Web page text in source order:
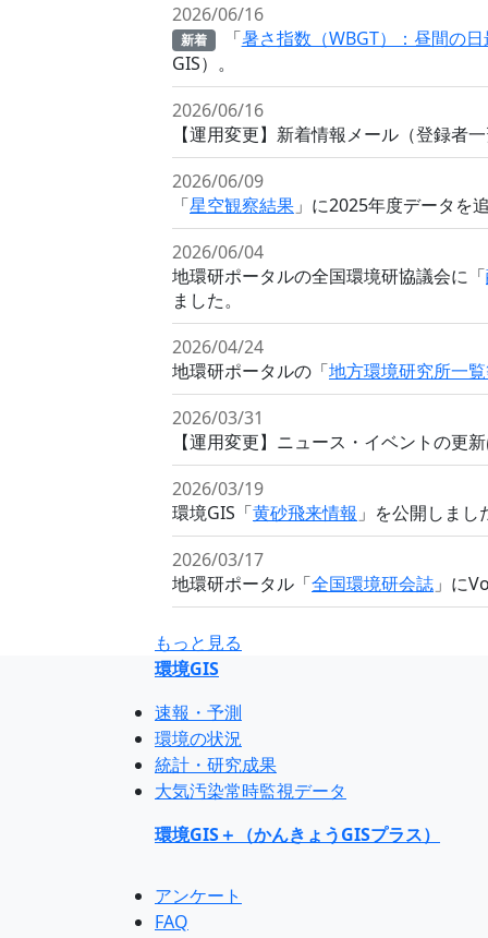
2026/06/16
新着 「暑さ指数（WBGT）：昼間の
GIS）。
2026/06/16
【運用変更】新着情報メール（登録者
2026/06/09
「星空観察結果 」に2025年度データを
2026/06/04
地環研ポータルの全国環境研協議会に「
ました。
2026/04/24
地環研ポータルの「地方環境研究所一
2026/03/31
【運用変更】ニュース・イベントの更
2026/03/19
環境GIS「黄砂飛来情報 」を公開しまし
2026/03/17
地環研ポータル「全国環境研会誌 」に
もっと見る
環境GIS
速報・予測
環境の状況
統計・研究成果
大気汚染常時監視データ
環境GIS＋（かんきょうGISプラス）
アンケート
FAQ